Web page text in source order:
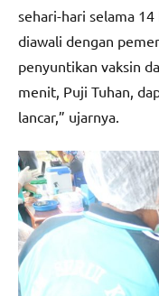
sehari-hari selama 14
diawali dengan
penyuntikan vaksin
menit, Puji Tuhan,
lancar,” ujarnya.